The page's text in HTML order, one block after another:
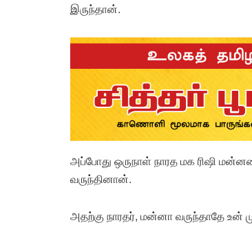
இருந்தான்.
அப்போது ஒருநாள் நாரத மக ரிஷி
வருந்தினான்.
அதற்கு நாரதர், மன்னா வருந்தாதே